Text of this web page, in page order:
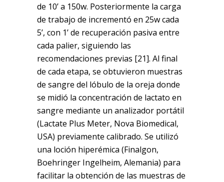
de 10’ a 150w. Posteriormente la carga
de trabajo de incrementó en 25w cada
5’, con 1’ de recuperación pasiva entre
cada palier, siguiendo las
recomendaciones previas [21]. Al final
de cada etapa, se obtuvieron muestras
de sangre del lóbulo de la oreja donde
se midió la concentración de lactato en
sangre mediante un analizador portátil
(Lactate Plus Meter, Nova Biomedical,
USA) previamente calibrado. Se utilizó
una loción hiperémica (Finalgon,
Boehringer Ingelheim, Alemania) para
facilitar la obtención de las muestras de